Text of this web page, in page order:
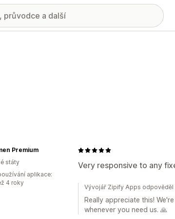
Very responsive to any
Premium
státy
aplikace:
4 roky
Vývojář Zipify Apps odpověděl
Really appreciate this!
whenever you need us. 🙏